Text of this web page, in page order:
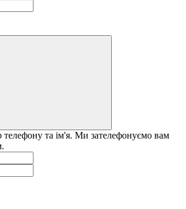
та ім'я. Ми зателефонуємо вам